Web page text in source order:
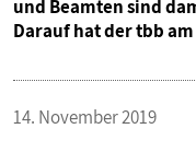
MITGLIEDSCHAFT &
und Beamten sind
Darauf hat der tbb
14. November 2019